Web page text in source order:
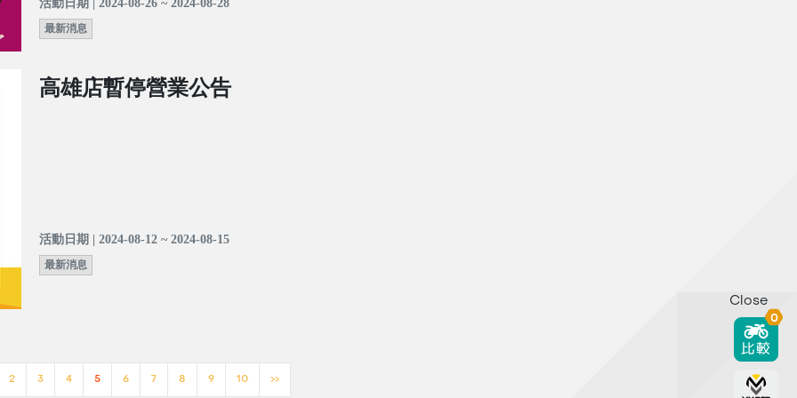
活動日期 | 2024-08-26 ~ 2024-08-28
最新消息
高雄店暫停營業公告
活動日期 | 2024-08-12 ~ 2024-08-15
最新消息
2 3 4 5 6 7 8 9 10 >>
Close
0